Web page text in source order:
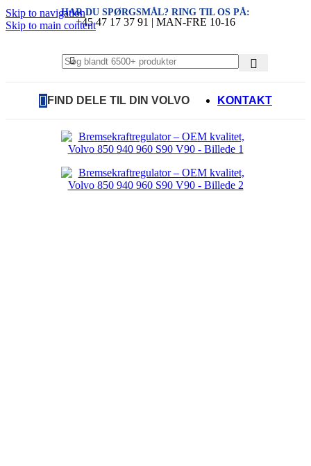
Skip to navigation
Skip to main content
HAR DU SPØRGSMÅL? RING TIL OS PÅ:
+45 47 17 37 91 | MAN-FRE 10-16
FIND DELE TIL DIN VOLVO KONTAKT